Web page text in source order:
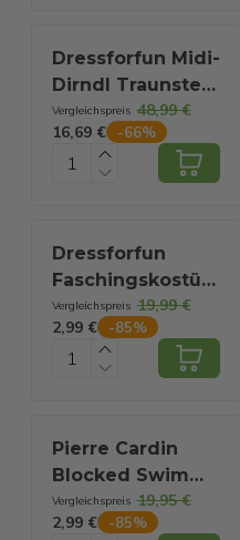
Handschuhe
Größe M - Mit
Touchscreen-
Kompatibilität -
Wintersport -
Wiederaufladbar
Dressforfun Midi-
Dirndl Traunstein
Modell - Damen -
Größe L
Vergleichspreis 48,99 €
16,69 €
-66%
Dressforfun
Faschingskostüm
Paillettenfliege –
Rot – Herren –
Einheitsgröße
Vergleichspreis 19,99 €
2,99 €
-85%
Pierre Cardin
Blocked Swim
Short - Für
Herren - Multi -
Vergleichspreis 19,95 €
2,99 €
-85%